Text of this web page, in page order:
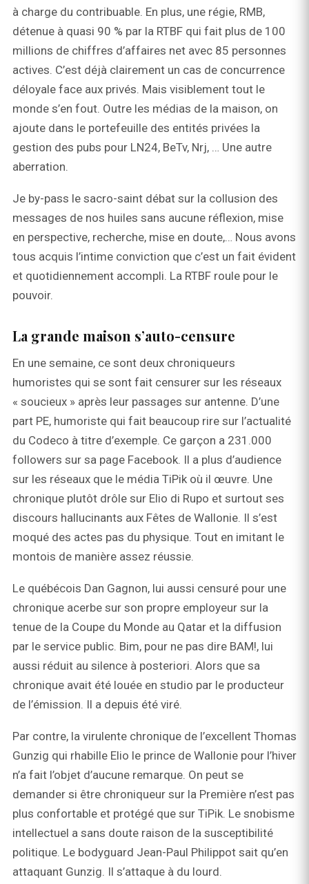
à charge du contribuable. En plus, une régie, RMB,
détenue à quasi 90 % par la RTBF qui fait plus de 100
millions de chiffres d’affaires net avec 85 personnes
actives. C’est déjà clairement un cas de concurrence
déloyale face aux privés. Mais visiblement tout le
monde s’en fout. Outre les médias de la maison, on
ajoute dans le portefeuille des entités privées la
gestion des pubs pour LN24, BeTv, Nrj, … Une autre
aberration.
Je by-pass le sacro-saint débat sur la collusion des
messages de nos huiles sans aucune réflexion, mise
en perspective, recherche, mise en doute,… Nous avons
tous acquis l’intime conviction que c’est un fait évident
et quotidiennement accompli. La RTBF roule pour le
pouvoir.
La grande maison s’auto-censure
En une semaine, ce sont deux chroniqueurs
humoristes qui se sont fait censurer sur les réseaux
« soucieux » après leur passages sur antenne. D’une
part PE, humoriste qui fait beaucoup rire sur l’actualité
du Codeco à titre d’exemple. Ce garçon a 231.000
followers sur sa page Facebook. Il a plus d’audience
sur les réseaux que le média TiPik où il œuvre. Une
chronique plutôt drôle sur Elio di Rupo et surtout ses
discours hallucinants aux Fêtes de Wallonie. Il s’est
moqué des actes pas du physique. Tout en imitant le
montois de manière assez réussie.
Le québécois Dan Gagnon, lui aussi censuré pour une
chronique acerbe sur son propre employeur sur la
tenue de la Coupe du Monde au Qatar et la diffusion
par le service public. Bim, pour ne pas dire BAM!, lui
aussi réduit au silence à posteriori. Alors que sa
chronique avait été louée en studio par le producteur
de l’émission. Il a depuis été viré.
Par contre, la virulente chronique de l’excellent Thomas
Gunzig qui rhabille Elio le prince de Wallonie pour l’hiver
n’a fait l’objet d’aucune remarque. On peut se
demander si être chroniqueur sur la Première n’est pas
plus confortable et protégé que sur TiPik. Le snobisme
intellectuel a sans doute raison de la susceptibilité
politique. Le bodyguard Jean-Paul Philippot sait qu’en
attaquant Gunzig. Il s’attaque à du lourd.